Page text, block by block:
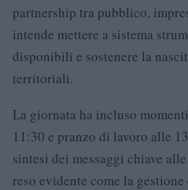
partnership tra pubblico,
intende mettere a sistema
disponibili e sostenere la
territoriali.
La giornata ha incluso
11:30 e pranzo di lavoro alle
sintesi dei messaggi chiave
reso evidente come la